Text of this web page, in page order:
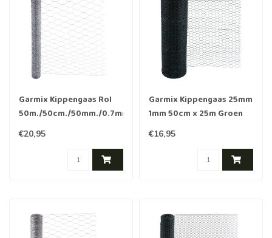
Garmix Kippengaas Rol
50m./50cm./50mm./0.7mm
Verzinkt
€20,95
Garmix Kippengaas 25mm
1mm 50cm x 25m Groen
€16,95